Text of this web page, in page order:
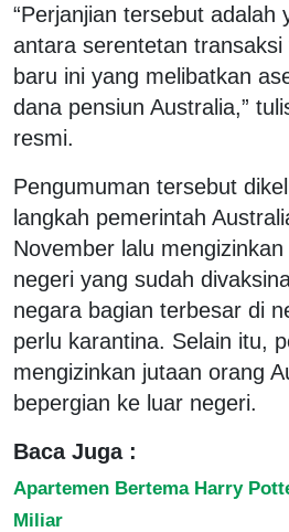
“Perjanjian tersebut adalah
antara serentetan
baru ini yang melibatkan
dana pensiun Australia,”
resmi.
Pengumuman tersebut
langkah pemerintah
November lalu
negeri yang sudah
negara bagian terbesar di
perlu karantina. Selain itu,
mengizinkan jutaan orang
bepergian ke luar negeri.
Baca Juga :
Apartemen Bertema Harry
Miliar